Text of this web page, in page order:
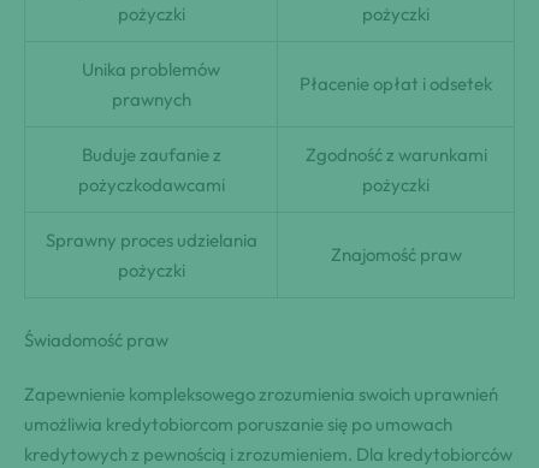
pożyczki
pożyczki
Unika problemów
prawnych
Płacenie opłat i odsetek
Buduje zaufanie z
pożyczkodawcami
Zgodność z warunkami
pożyczki
Sprawny proces udzielania
pożyczki
Znajomość praw
Świadomość praw
Zapewnienie kompleksowego zrozumienia swoich uprawnień
umożliwia kredytobiorcom poruszanie się po umowach
kredytowych z pewnością i zrozumieniem. Dla kredytobiorców